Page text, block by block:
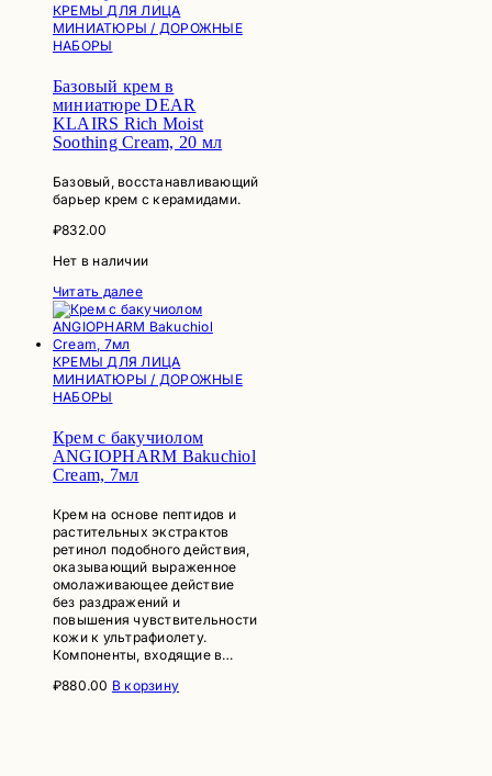
КРЕМЫ ДЛЯ ЛИЦА
МИНИАТЮРЫ / ДОРОЖНЫЕ
НАБОРЫ
Базовый крем в
миниатюре DEAR
KLAIRS Rich Moist
Soothing Cream, 20 мл
Базовый, восстанавливающий
барьер крем с керамидами.
₽832.00
Нет в наличии
Читать далее
КРЕМЫ ДЛЯ ЛИЦА
МИНИАТЮРЫ / ДОРОЖНЫЕ
НАБОРЫ
Крем с бакучиолом
ANGIOPHARM Bakuchiol
Cream, 7мл
Крем на основе пептидов и
растительных экстрактов
ретинол подобного действия,
оказывающий выраженное
омолаживающее действие
без раздражений и
повышения чувствительности
кожи к ультрафиолету.
Компоненты, входящие в…
₽880.00 В корзину